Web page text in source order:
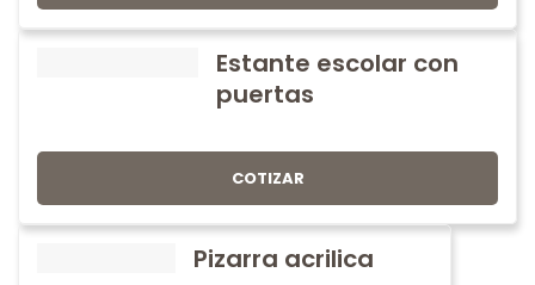
Estante escolar con
puertas
COTIZAR
Pizarra acrilica